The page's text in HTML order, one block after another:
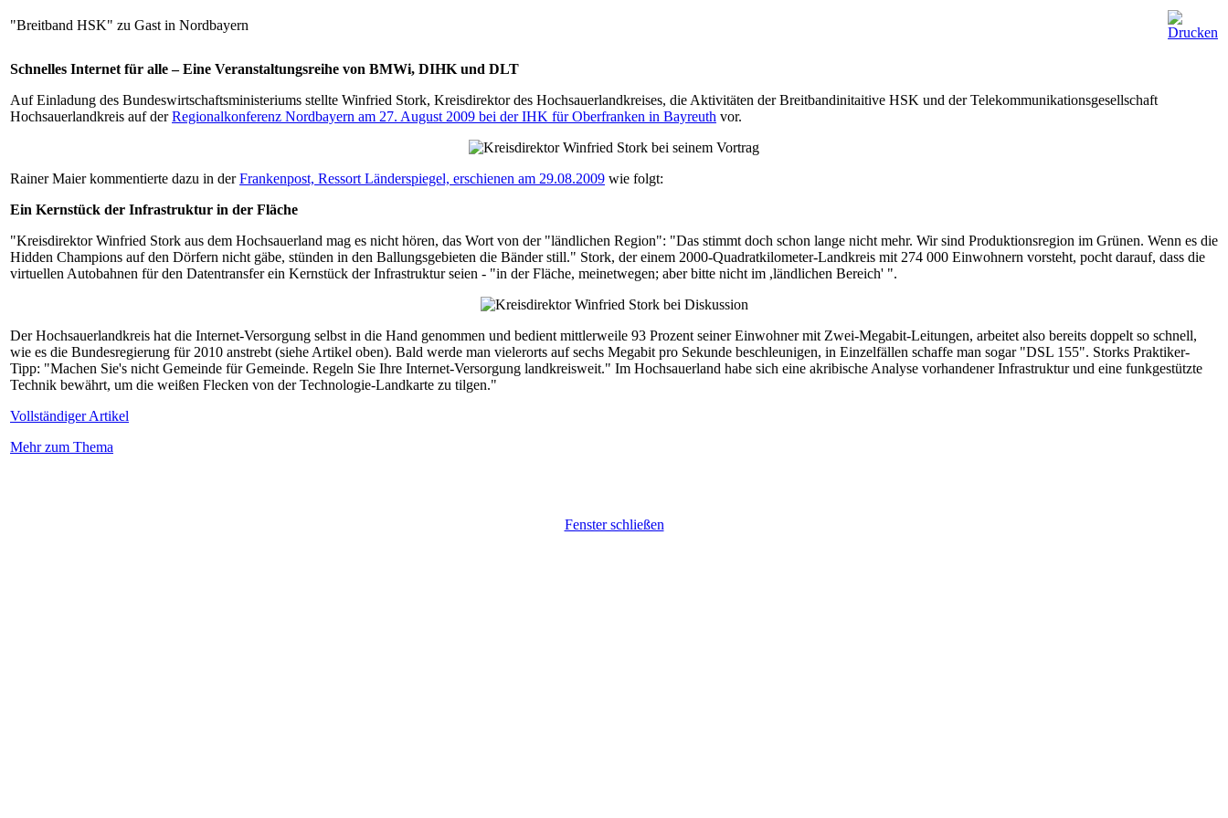
"Breitband HSK" zu Gast in Nordbayern
Schnelles Internet für alle – Eine Veranstaltungsreihe von BMWi, DIHK und DLT
Auf Einladung des Bundeswirtschaftsministeriums stellte Winfried Stork, Kreisdirektor des Hochsauerlandkreises, die Aktivitäten der Breitbandinitaitive HSK und der Telekommunikationsgesellschaft
Hochsauerlandkreis auf derRegionalkonferenz Nordbayern am 27. August 2009 bei der IHK für Oberfranken in Bayreuth vor.
Rainer Maier kommentierte dazu in derFrankenpost, Ressort Länderspiegel, erschienen am 29.08.2009 wie folgt:
Ein Kernstück der Infrastruktur in der Fläche
"Kreisdirektor Winfried Stork aus dem Hochsauerland mag es nicht hören, das Wort von der "ländlichen Region": "Das stimmt doch schon lange nicht mehr. Wir sind Produktionsregion im Grünen. Wenn es die
Hidden Champions auf den Dörfern nicht gäbe, stünden in den Ballungsgebieten die Bänder still." Stork, der einem 2000-Quadratkilometer-Landkreis mit 274 000 Einwohnern vorsteht, pocht darauf, dass die
virtuellen Autobahnen für den Datentransfer ein Kernstück der Infrastruktur seien - "in der Fläche, meinetwegen; aber bitte nicht im ,ländlichen Bereich' ".
Der Hochsauerlandkreis hat die Internet-Versorgung selbst in die Hand genommen und bedient mittlerweile 93 Prozent seiner Einwohner mit Zwei-Megabit-Leitungen, arbeitet also bereits doppelt so schnell,
wie es die Bundesregierung für 2010 anstrebt (siehe Artikel oben). Bald werde man vielerorts auf sechs Megabit pro Sekunde beschleunigen, in Einzelfällen schaffe man sogar "DSL 155". Storks Praktiker-
Tipp: "Machen Sie's nicht Gemeinde für Gemeinde. Regeln Sie Ihre Internet-Versorgung landkreisweit." Im Hochsauerland habe sich eine akribische Analyse vorhandener Infrastruktur und eine funkgestützte
Technik bewährt, um die weißen Flecken von der Technologie-Landkarte zu tilgen."
Vollständiger Artikel
Mehr zum Thema
Fenster schließen